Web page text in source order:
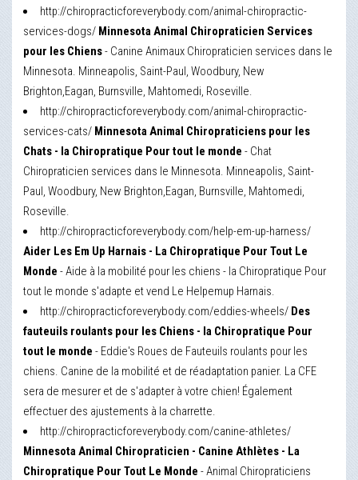
http://chiropracticforeverybody.com/animal-chiropractic-
services-dogs/ Minnesota Animal Chiropraticien Services
pour les Chiens- Canine Animaux Chiropraticien services dans le
Minnesota. Minneapolis, Saint-Paul, Woodbury, New
Brighton,Eagan, Burnsville, Mahtomedi, Roseville.
http://chiropracticforeverybody.com/animal-chiropractic-
services-cats/ Minnesota Animal Chiropraticiens pour les
Chats - la Chiropratique Pour tout le monde - Chat
Chiropraticien services dans le Minnesota. Minneapolis, Saint-
Paul, Woodbury, New Brighton,Eagan, Burnsville, Mahtomedi,
Roseville.
http://chiropracticforeverybody.com/help-em-up-harness/
Aider Les Em Up Harnais - La Chiropratique Pour Tout Le
Monde - Aide à la mobilité pour les chiens - la Chiropratique Pour
tout le monde s'adapte et vend Le Helpemup Harnais.
http://chiropracticforeverybody.com/eddies-wheels/ Des
fauteuils roulants pour les Chiens - la Chiropratique Pour
tout le monde - Eddie's Roues de Fauteuils roulants pour les
chiens. Canine de la mobilité et de réadaptation panier. La CFE
sera de mesurer et de s'adapter à votre chien! Également
effectuer des ajustements à la charrette.
http://chiropracticforeverybody.com/canine-athletes/
Minnesota Animal Chiropraticien - Canine Athlètes - La
Chiropratique Pour Tout Le Monde - Animal Chiropraticiens